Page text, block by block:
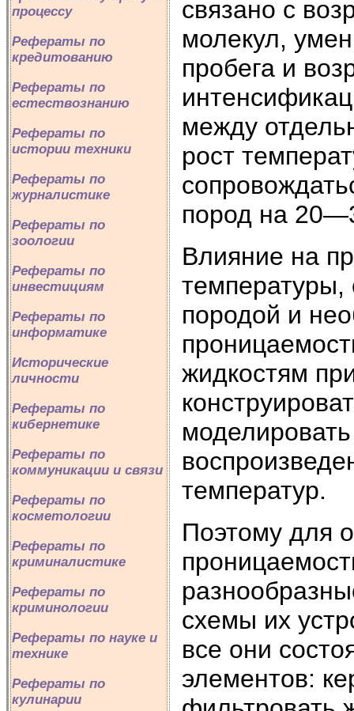
процессу
Рефераты по
кредитованию
Рефераты по
естествознанию
Рефераты по
истории техники
Рефераты по
журналистике
Рефераты по
зоологии
Рефераты по
инвестициям
Рефераты по
информатике
Исторические
личности
Рефераты по
кибернетике
Рефераты по
коммуникации и связи
Рефераты по
косметологии
Рефераты по
криминалистике
Рефераты по
криминологии
Рефераты по науке и
технике
Рефераты по
кулинарии
связано с
молекул,
пробега и
между
рост
пород на
Влияние на
температуры,
породой и
жидкостям
температур.
Поэтому для
схемы их
все они
элементов: